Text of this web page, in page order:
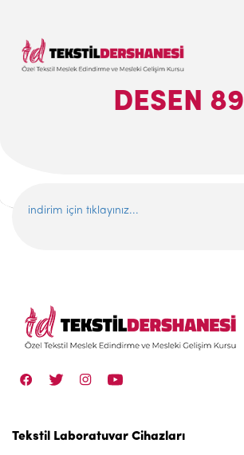
DESEN 89
indirim için tıklayınız...
Tekstil Laboratuvar Cihazları